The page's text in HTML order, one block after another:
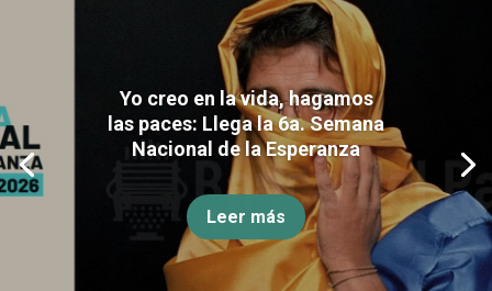
Yo creo en la vida, hagamos
las paces: Llega la 6a. Semana
Nacional de la Esperanza
Leer más